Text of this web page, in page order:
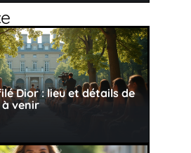
Dior : lieu et détails de
à venir